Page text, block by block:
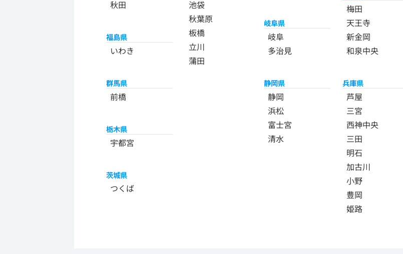
秋田
福島県
いわき
群馬県
前橋
栃木県
宇都宮
茨城県
つくば
池袋
秋葉原
板橋
立川
蒲田
岐阜県
岐阜
多治見
静岡県
静岡
浜松
富士宮
清水
梅田
天王寺
新金岡
和泉中央
兵庫県
芦屋
三宮
西神中央
三田
明石
加古川
小野
豊岡
姫路